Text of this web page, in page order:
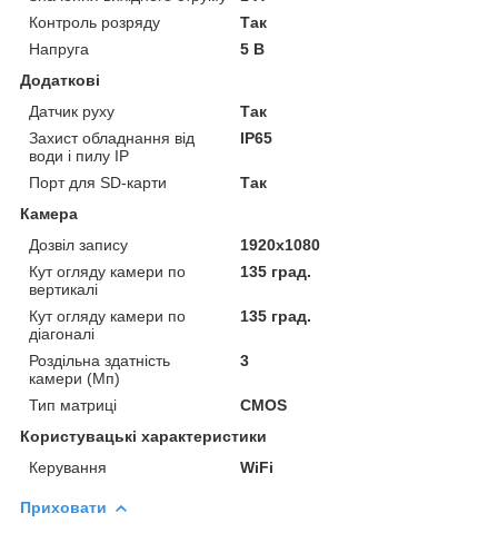
Контроль розряду
Так
Напруга
5 В
Додаткові
Датчик руху
Так
Захист обладнання від
води і пилу IP
IP65
Порт для SD-карти
Так
Камера
Дозвіл запису
1920х1080
Кут огляду камери по
вертикалі
135 град.
Кут огляду камери по
діагоналі
135 град.
Роздільна здатність
камери (Мп)
3
Тип матриці
CMOS
Користувацькі характеристики
Керування
WiFi
Приховати